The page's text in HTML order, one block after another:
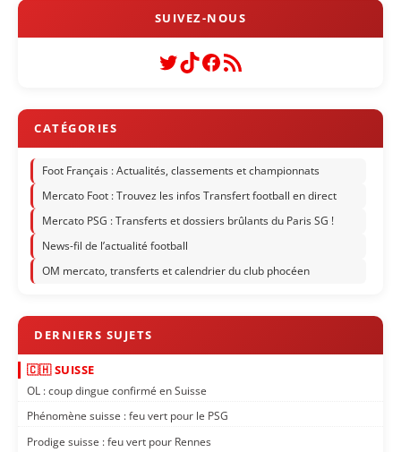
Twitter
TikTok
Facebook
Flux RSS
Foot Français : Actualités, classements et championnats
Mercato Foot : Trouvez les infos Transfert football en direct
Mercato PSG : Transferts et dossiers brûlants du Paris SG !
News-fil de l’actualité football
OM mercato, transferts et calendrier du club phocéen
🇨🇭 SUISSE
OL : coup dingue confirmé en Suisse
Phénomène suisse : feu vert pour le PSG
Prodige suisse : feu vert pour Rennes